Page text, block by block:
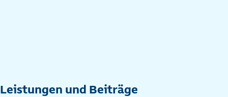
Leistungen und Beiträge